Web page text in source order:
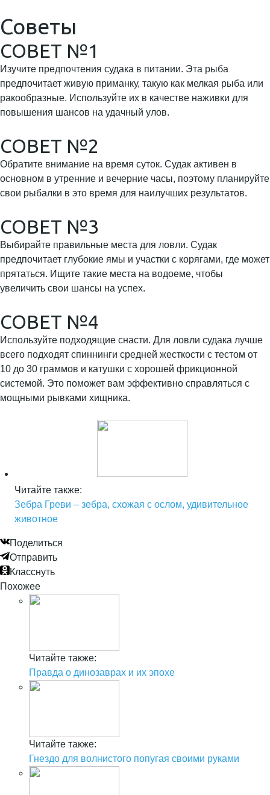
Советы
СОВЕТ №1
Изучите предпочтения судака в питании. Эта рыба
предпочитает живую приманку, такую как мелкая рыба или
ракообразные. Используйте их в качестве наживки для
повышения шансов на удачный улов.
СОВЕТ №2
Обратите внимание на время суток. Судак активен в
основном в утренние и вечерние часы, поэтому планируйте
свои рыбалки в это время для наилучших результатов.
СОВЕТ №3
Выбирайте правильные места для ловли. Судак
предпочитает глубокие ямы и участки с корягами, где может
прятаться. Ищите такие места на водоеме, чтобы
увеличить свои шансы на успех.
СОВЕТ №4
Используйте подходящие снасти. Для ловли судака лучше
всего подходят спиннинги средней жесткости с тестом от
10 до 30 граммов и катушки с хорошей фрикционной
системой. Это поможет вам эффективно справляться с
мощными рывками хищника.
Читайте также:
Зебра Греви – зебра, схожая с ослом, удивительное
животное
Поделиться
Отправить
Класснуть
Похожее
Читайте также:
Правда о динозаврах и их эпохе
Читайте также:
Гнездо для волнистого попугая своими руками